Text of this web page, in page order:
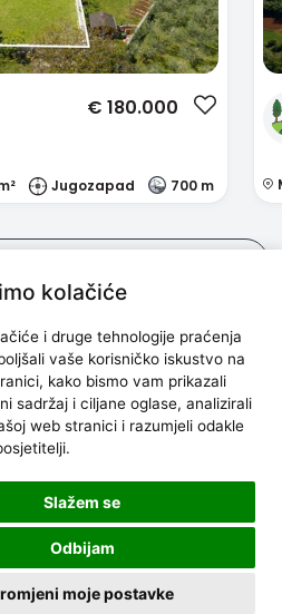
kolačiće
i druge tehnologije praćenja
vaše korisničko iskustvo na
kako bismo vam prikazali
sadržaj i ciljane oglase, analizirali
web stranici i razumjeli odakle
Slažem se
Odbijam
moje postavke
€ 180.000
Jugozapad 700 m
11, 52100 Pula, Croatia
333
Sva prava pridržana.